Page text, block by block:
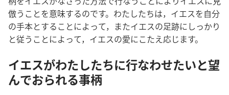
倣うことを意味するのです。わたしたちは，イエスを自分
の手本とすることによって，またイエスの足跡にしっかり
と従うことによって，イエスの愛にこたえ応じます。
イエスがわたしたちに行なわせたいと望
んでおられる事柄